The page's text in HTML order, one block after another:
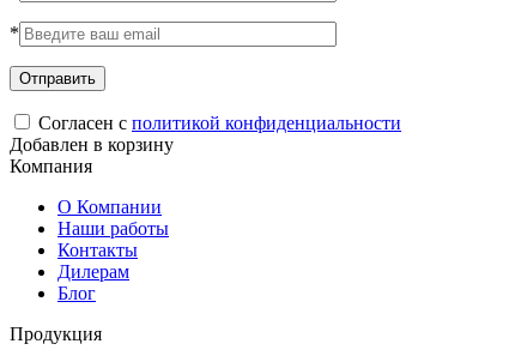
*
Согласен с политикой конфиденциальности
Добавлен в корзину
Компания
О Компании
Наши работы
Контакты
Дилерам
Блог
Продукция